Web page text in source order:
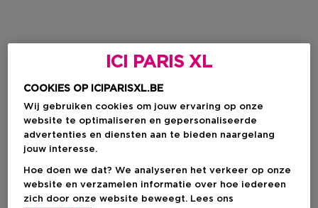
ICI PARIS XL
COOKIES OP ICIPARISXL.BE
Wij gebruiken cookies om jouw ervaring op onze
website te optimaliseren en gepersonaliseerde
advertenties en diensten aan te bieden naargelang
jouw interesse.
Hoe doen we dat? We analyseren het verkeer op onze
website en verzamelen informatie over hoe iedereen
zich door onze website beweegt. Lees ons